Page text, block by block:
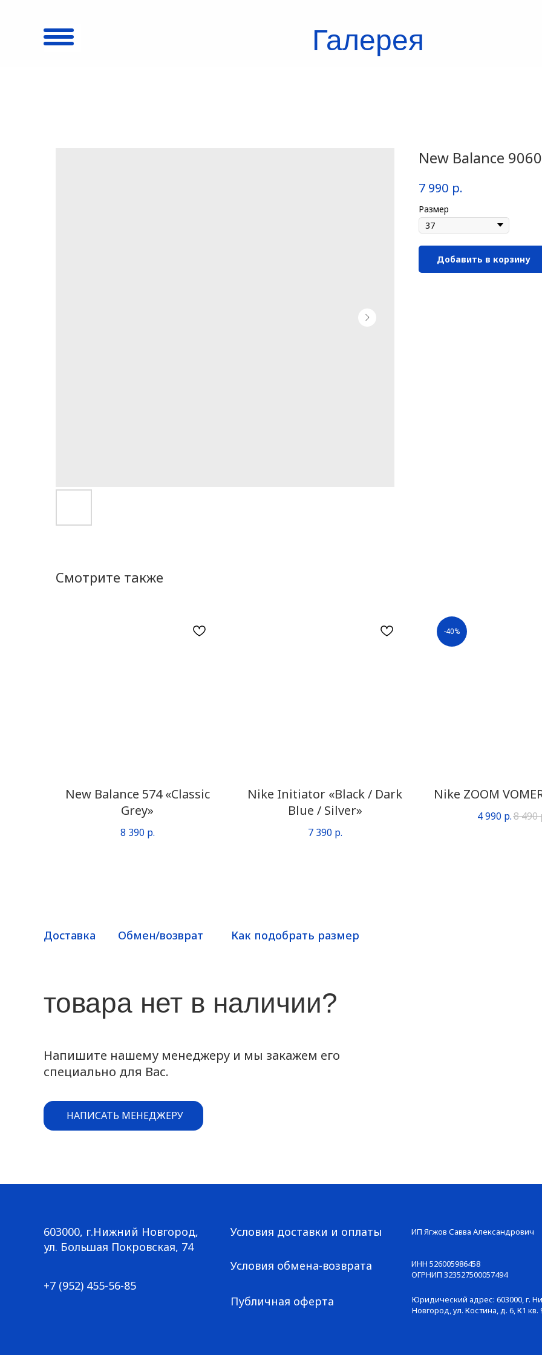
Галерея
New Balance
7 990 р.
Размер
Добавить в корзину
Смотрите также
New Balance 574 «Classic
Grey»
8 390 р.
Nike Initiator «Black / Dark
Blue / Silver»
7 390 р.
-40%
Nike ZOOM
4 990 р.8 490
Доставка Обмен/возврат Как подобрать размер
товара нет в наличии?
Напишите нашему менеджеру и мы закажем его
специально для Вас.
НАПИСАТЬ МЕНЕДЖЕРУ
Большая Покровская, 74
603000, г.Нижний Новгород,
ул. Большая Покровская, 74
+7 (952) 455-56-85
Условия доставки и оплаты
Условия обмена-возврата
Публичная оферта
ИП Ягжов Савва Александрович
ИНН 526005986458
ОГРНИП 323527500057494
Юридический адрес: 603000, г.
Новгород, ул. Костина, д. 6, К1 кв.